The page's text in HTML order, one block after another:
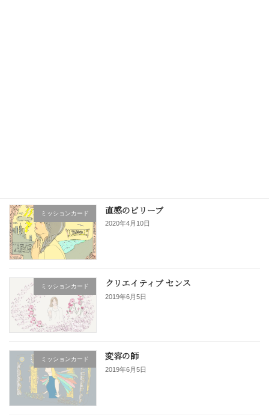
ミッションカード 直感のビリーブ
2020年4月10日
ミッションカード クリエイティブ センス
2019年6月5日
ミッションカード 変容の師
2019年6月5日